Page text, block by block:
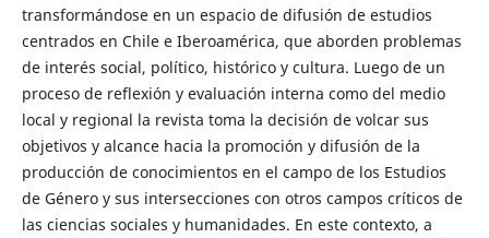
transformándose en un espacio de difusión de estudios
centrados en Chile e Iberoamérica, que aborden problemas
de interés social, político, histórico y cultura. Luego de un
proceso de reflexión y evaluación interna como del medio
local y regional la revista toma la decisión de volcar sus
objetivos y alcance hacia la promoción y difusión de la
producción de conocimientos en el campo de los Estudios
de Género y sus intersecciones con otros campos críticos de
las ciencias sociales y humanidades. En este contexto, a